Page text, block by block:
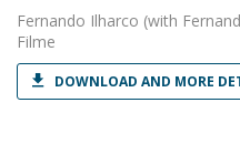
Fernando Ilharco (with
Filme
DOWNLOAD AND MORE